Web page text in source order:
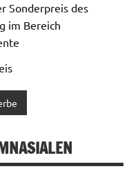
Sonderpreis des
im Bereich